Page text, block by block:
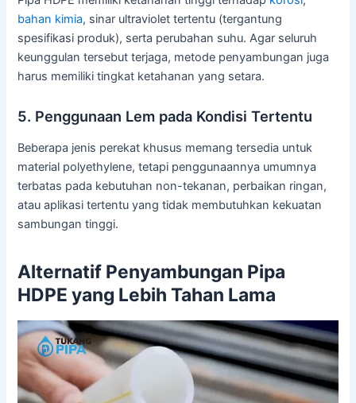
bahan kimia, sinar ultraviolet tertentu (tergantung
spesifikasi produk), serta perubahan suhu. Agar seluruh
keunggulan tersebut terjaga, metode penyambungan juga
harus memiliki tingkat ketahanan yang setara.
5. Penggunaan Lem pada Kondisi Tertentu
Beberapa jenis perekat khusus memang tersedia untuk
material polyethylene, tetapi penggunaannya umumnya
terbatas pada kebutuhan non-tekanan, perbaikan ringan,
atau aplikasi tertentu yang tidak membutuhkan kekuatan
sambungan tinggi.
Alternatif Penyambungan Pipa
HDPE yang Lebih Tahan Lama